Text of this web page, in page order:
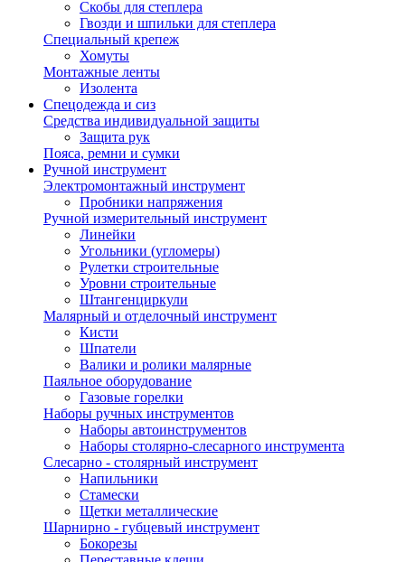
Скобы для степлера
Гвозди и шпильки для степлера
Специальный крепеж
Хомуты
Монтажные ленты
Изолента
Спецодежда и сиз
Средства индивидуальной защиты
Защита рук
Пояса, ремни и сумки
Ручной инструмент
Электромонтажный инструмент
Пробники напряжения
Ручной измерительный инструмент
Линейки
Угольники (угломеры)
Рулетки строительные
Уровни строительные
Штангенциркули
Малярный и отделочный инструмент
Кисти
Шпатели
Валики и ролики малярные
Паяльное оборудование
Газовые горелки
Наборы ручных инструментов
Наборы автоинструментов
Наборы столярно-слесарного инструмента
Слесарно - столярный инструмент
Напильники
Стамески
Щетки металлические
Шарнирно - губцевый инструмент
Бокорезы